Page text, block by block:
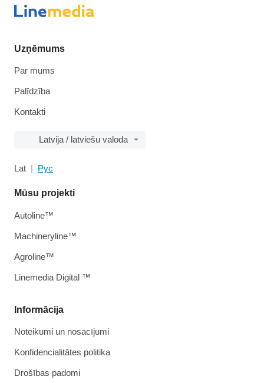
Uzņēmums
Par mums
Palīdzība
Kontakti
Latvija / latviešu valoda
Lat Рус
Informācija
Noteikumi un nosacījumi
Konfidencialitātes politika
Drošības padomi
Mūsu projekti
Autoline™
Machineryline™
Agroline™
Linemedia Digital ™